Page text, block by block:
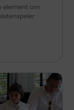
element om